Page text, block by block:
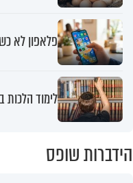
פלאפון לא
לימוד הלכות
הידברות שופס